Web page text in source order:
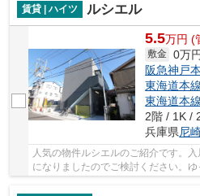
賃貸 | ハイツ
ルシエル
5.5万円 (
敷金 0万円
阪急神戸
東海道本線
東海道本線
2階 / 1K /
兵庫県尼
人気の物件ルシエルのご紹介です。
になりましたのでご検討ください。
る木造建築物件。備え付けのTVイン